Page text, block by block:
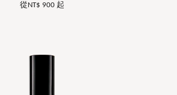
從NT$ 900 起